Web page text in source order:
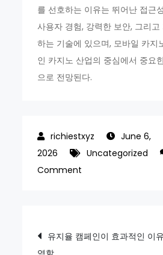
를 선호하는 이유는 뛰어난 접근
사용자 경험, 강력한 보안, 그리
하는 기술에 있으며, 모바일 카지
인 카지노 산업의 중심에서 중요
으로 전망된다.
June 6,
2026
Uncategorized
Comment
용
Post
유지율 캠페인이 효과적인 이